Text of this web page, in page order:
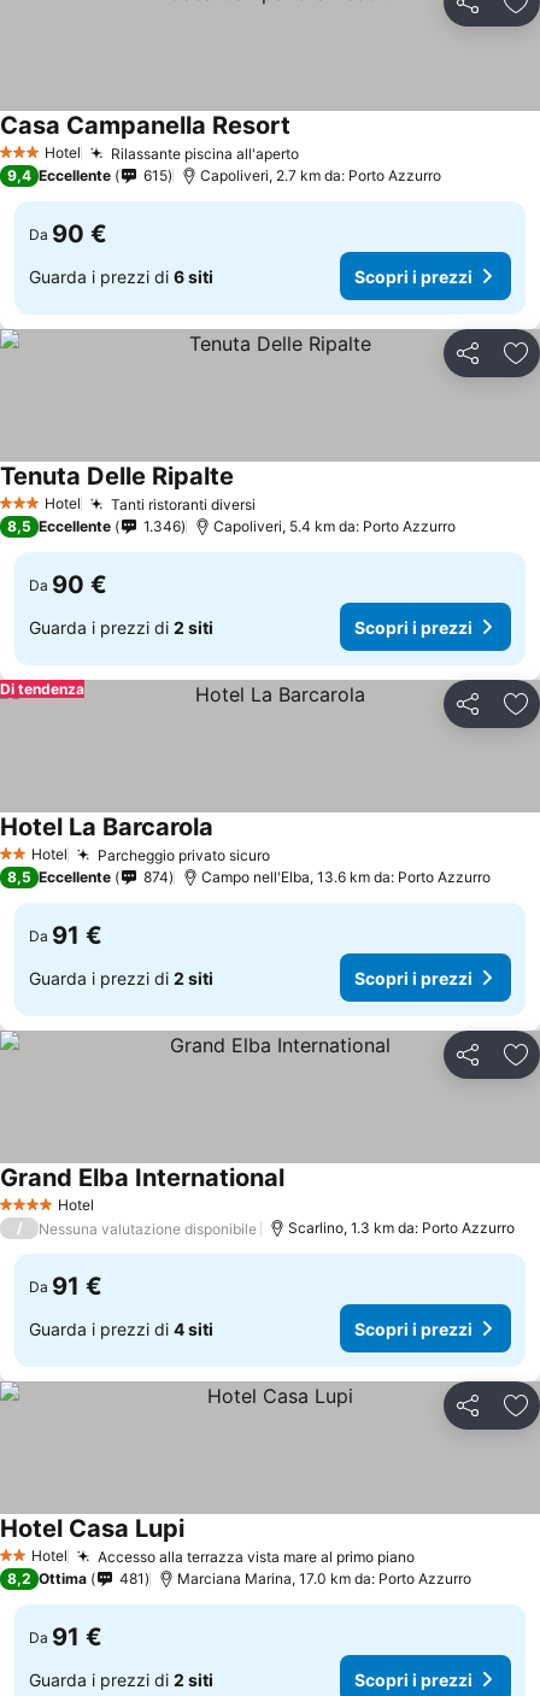
Condividi
3 StelleHotel Rilassante piscina all'aperto
Casa Campanella Resort
9,4 Eccellente 615 Capoliveri, 2.7 km da: Porto Azzurro
Da 90 €
Guarda i prezzi di 6 siti Scopri i prezzi
Condividi
3 StelleHotel Tanti ristoranti diversi
Tenuta Delle Ripalte
8,5 Eccellente 1.346 Capoliveri, 5.4 km da: Porto Azzurro
Da 90 €
Guarda i prezzi di 2 siti Scopri i prezzi
Condividi
Di tendenza
2 StelleHotel Parcheggio privato sicuro
Hotel La Barcarola
8,5 Eccellente 874 Campo nell'Elba, 13.6 km da: Porto Azzurro
Da 91 €
Guarda i prezzi di 2 siti Scopri i prezzi
Condividi
4 Stelle Hotel
Grand Elba International
/ Nessuna valutazione disponibile Scarlino, 1.3 km da: Porto Azzurro
Da 91 €
Guarda i prezzi di 4 siti Scopri i prezzi
Condividi
2 StelleHotel Accesso alla terrazza vista mare al primo piano
Hotel Casa Lupi
8,2 Ottima 481 Marciana Marina, 17.0 km da: Porto Azzurro
Da 91 €
Guarda i prezzi di 2 siti Scopri i prezzi